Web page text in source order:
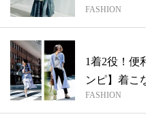
FASHION
1着2役！便
ンピ】着こ
FASHION